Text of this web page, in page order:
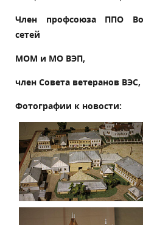
Член профсоюза ППО
сетей
МОМ и МО ВЭП,
член Совета ветеранов
Фотографии к новости: